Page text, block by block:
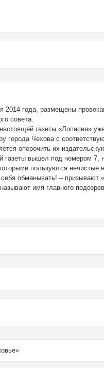
года, размещены
совета.
газеты «Лопасня»
города Чехова с
опорочить их
газеты вышел под номером 7,
пользуются
обманывать! – призывают
имя главного